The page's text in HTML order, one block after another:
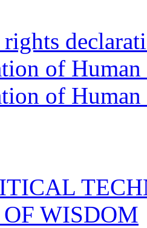
of Human
of
OF WISDOM